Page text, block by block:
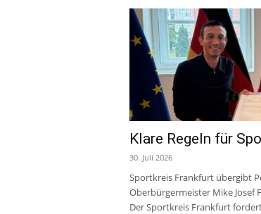
Klare Regeln für
30. Juli 2026
Sportkreis Frankfurt übergibt
Oberbürgermeister Mike Josef
Der Sportkreis Frankfurt